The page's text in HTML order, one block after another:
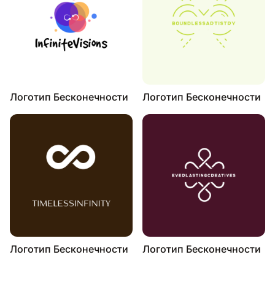
Логотип Бесконечности Логотип Бесконечности
Логотип Бесконечности Логотип Бесконечности